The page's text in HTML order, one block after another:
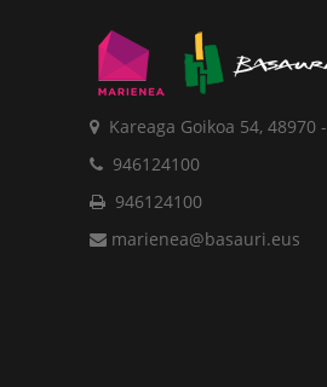
Kareaga Goikoa 54, 48970
946124100
946124100
marienea@basauri.eus